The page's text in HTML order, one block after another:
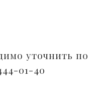
уточнить по
01-40